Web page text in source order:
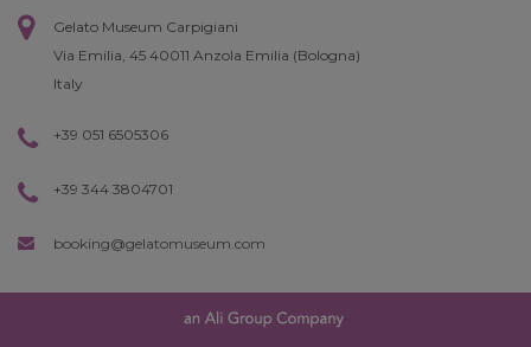
Gelato Museum Carpigiani
Via Emilia, 45 40011 Anzola Emilia (Bologna)
Italy
+39 051 6505306
+39 344 3804701
booking@gelatomuseum.com